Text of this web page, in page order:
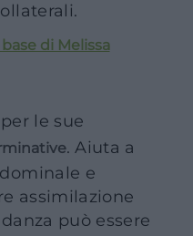
di Melissa
le sue
. Aiuta a
e
assimilazione
può essere